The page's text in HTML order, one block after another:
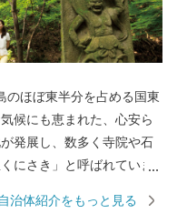
のほぼ東半分を占める国東
候にも恵まれた、心安ら
発展し、数多く寺院や石
にさき」と呼ばれていま
、あらゆる旬の幸を日々
自治体紹介をもっと見る